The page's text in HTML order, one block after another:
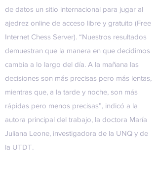
de datos un sitio internacional para jugar al
ajedrez online de acceso libre y gratuito (Free
Internet Chess Server). “Nuestros resultados
demuestran que la manera en que decidimos
cambia a lo largo del día. A la mañana las
decisiones son más precisas pero más lentas,
mientras que, a la tarde y noche, son más
rápidas pero menos precisas”, indicó a la
autora principal del trabajo, la doctora María
Juliana Leone, investigadora de la UNQ y de
la UTDT.